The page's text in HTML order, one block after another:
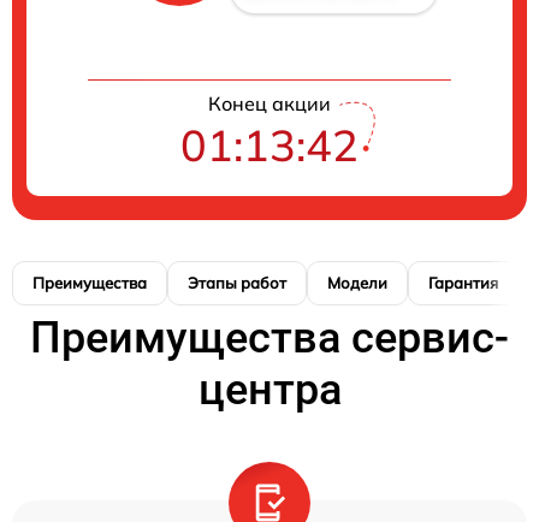
Конец акции
01:13:41
Преимущества Этапы работ Модели Гарантия
Преимущества сервис-
центра